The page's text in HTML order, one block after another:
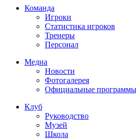
Команда
Игроки
Статистика игроков
Тренеры
Персонал
Медиа
Новости
Фотогалерея
Официальные
Клуб
Руководство
Музей
Школа